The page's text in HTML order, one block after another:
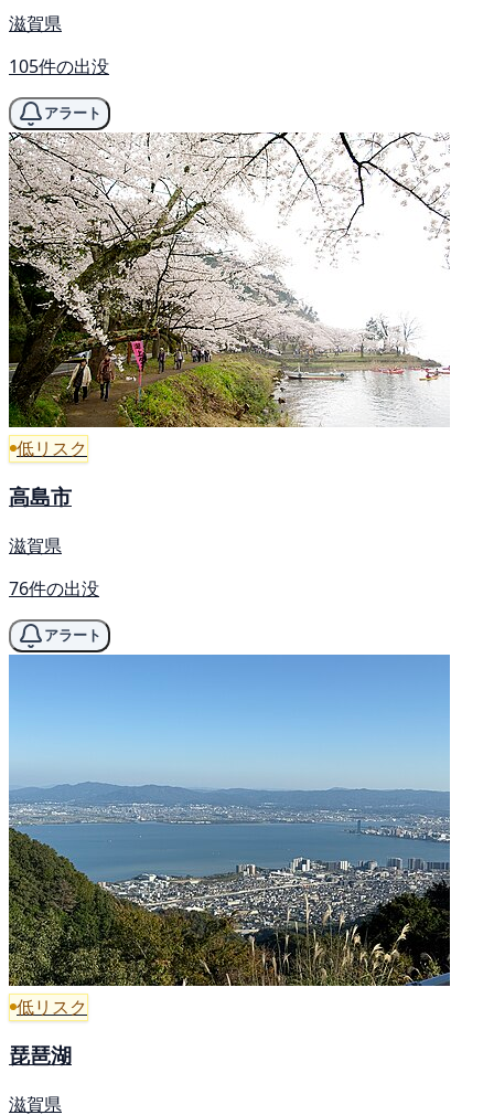
滋賀県
105件の出没
アラート
低リスク
高島市
滋賀県
76件の出没
アラート
低リスク
琵琶湖
滋賀県